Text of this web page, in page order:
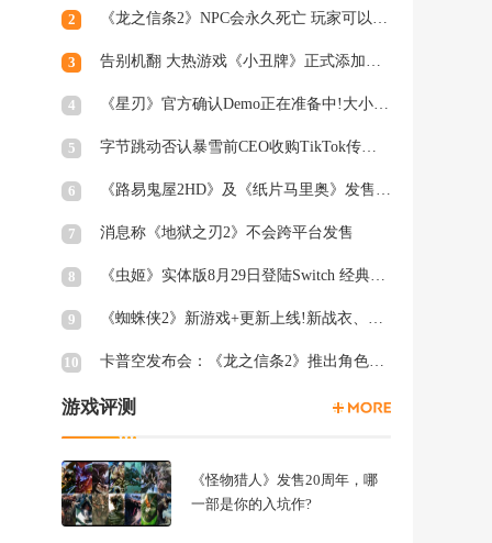
2 《龙之信条2》NPC会永久死亡 玩家可以出手进行保护
3 告别机翻 大热游戏《小丑牌》正式添加简体中文支持
4 《星刃》官方确认Demo正在准备中!大小或超16GB
5 字节跳动否认暴雪前CEO收购TikTok传言：假的!
6 《路易鬼屋2HD》及《纸片马里奥》发售日确定
7 消息称《地狱之刃2》不会跨平台发售
8 《虫姬》实体版8月29日登陆Switch 经典弹幕射击
9 《蜘蛛侠2》新游戏+更新上线!新战衣、终极关卡等
10 卡普空发布会：《龙之信条2》推出角色创建试玩工具
游戏评测
《怪物猎人》发售20周年，哪
一部是你的入坑作?